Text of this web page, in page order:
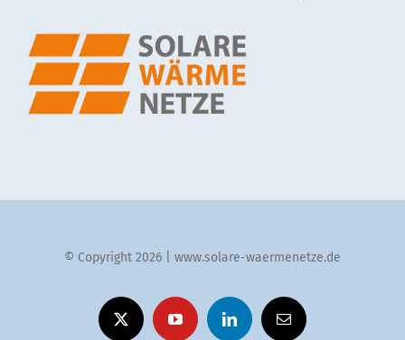
© Copyright 2026 | www.solare-waermenetze.de